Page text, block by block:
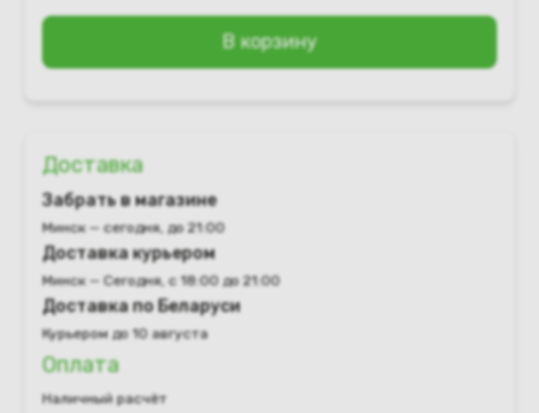
В корзину
Доставка
Забрать в магазине
Минск — сегодня, до 21:00
Доставка курьером
Минск — Сегодня, с 18:00 до 21:00
Доставка по Беларуси
Курьером до 10 августа
Оплата
Наличный расчёт